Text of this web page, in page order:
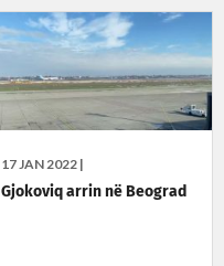
17 JAN 2022 |
Gjokoviq arrin në Beograd